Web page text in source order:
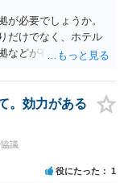
が離婚すること、年
が決定され、そうでな
することが決定され
することが認められ、
る離婚が成立しまし
婚について、離婚す
または年金分割が協
には、いずれの親が
職金など、財産分与
要になる場合があり
もの健全な成長を、離
が必要でしょうか。
だけでなく、ホテル
などが有効です。 不
れます。 ただし、不
との評価につながる
参考まで。
。効力がある
議
役にたった 1